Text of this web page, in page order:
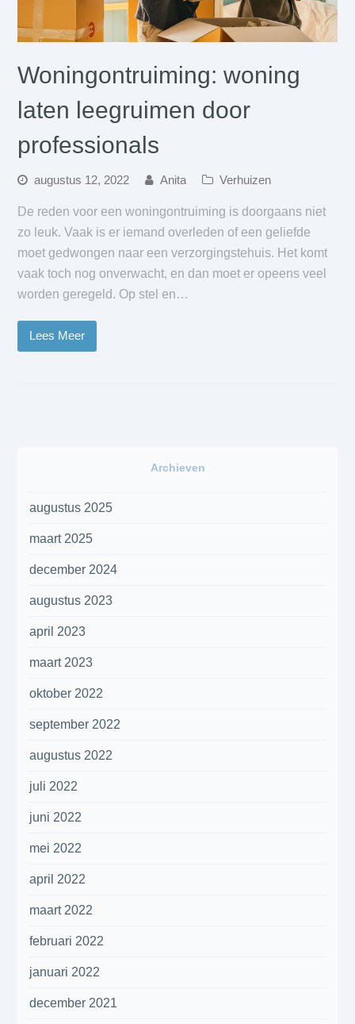
Woningontruiming: woning
laten leegruimen door
professionals
augustus 12, 2022 Anita Verhuizen
De reden voor een woningontruiming is doorgaans niet
zo leuk. Vaak is er iemand overleden of een geliefde
moet gedwongen naar een verzorgingstehuis. Het komt
vaak toch nog onverwacht, en dan moet er opeens veel
worden geregeld. Op stel en…
Lees Meer
Archieven
augustus 2025
maart 2025
december 2024
augustus 2023
april 2023
maart 2023
oktober 2022
september 2022
augustus 2022
juli 2022
juni 2022
mei 2022
april 2022
maart 2022
februari 2022
januari 2022
december 2021